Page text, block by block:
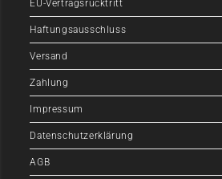
EU-Vertragsrücktritt
Haftungsausschluss
Versand
Zahlung
Impressum
Datenschutzerklärung
AGB